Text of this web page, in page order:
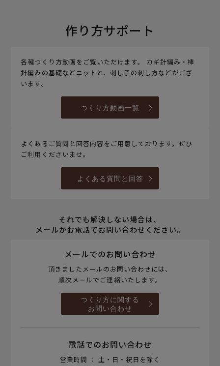
作り方サポート
各種つくり方動画をご覧いただけます。 カギ針編み・棒
針編みの基礎などニットと、刺し子の刺し方などがござ
います。
つくり方動画一覧
よくあるご質問と回答内容をご用意しております。ぜひ
ご利用くださいませ。
よくある質問と回答
それでも解決しない場合は、
メールかお電話でお問い合わせください。
メールでのお問い合わせ
頂きましたメールのお問い合わせには、
順次メールでご連絡いたします。
つくり方に関する
お問い合わせ
電話でのお問い合わせ
営業時間 ： 土・日・祝日を除く